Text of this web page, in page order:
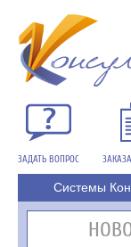
ЗАДАТЬ ВОПРОС
Системы